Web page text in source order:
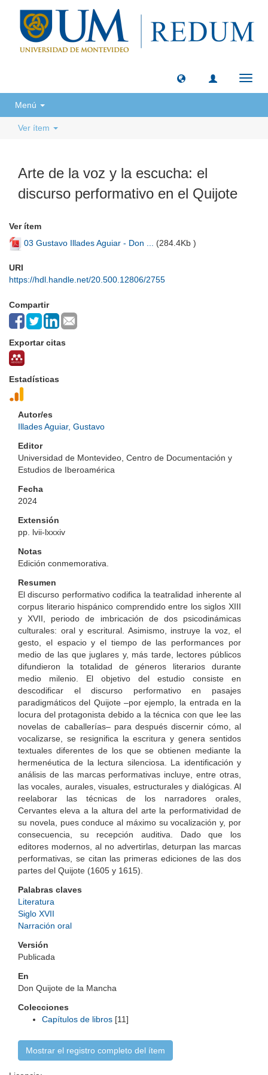
Menú
Ver ítem
Arte de la voz y la escucha: el
discurso performativo en el Quijote
Ver ítem
03 Gustavo Illades Aguiar - Don ... (284.4Kb )
URI
https://hdl.handle.net/20.500.12806/2755
Compartir
Exportar citas
Estadísticas
Autor/es
Illades Aguiar, Gustavo
Editor
Universidad de Montevideo, Centro de Documentación y
Estudios de Iberoamérica
Fecha
2024
Extensión
pp. lvii-lxxxiv
Notas
Edición conmemorativa.
Resumen
El discurso performativo codifica la teatralidad inherente al
corpus literario hispánico comprendido entre los siglos XIII
y XVII, periodo de imbricación de dos psicodinámicas
culturales: oral y escritural. Asimismo, instruye la voz, el
gesto, el espacio y el tiempo de las performances por
medio de las que juglares y, más tarde, lectores públicos
difundieron la totalidad de géneros literarios durante
medio milenio. El objetivo del estudio consiste en
descodificar el discurso performativo en pasajes
paradigmáticos del Quijote –por ejemplo, la entrada en la
locura del protagonista debido a la técnica con que lee las
novelas de caballerías– para después discernir cómo, al
vocalizarse, se resignifica la escritura y genera sentidos
textuales diferentes de los que se obtienen mediante la
hermenéutica de la lectura silenciosa. La identificación y
análisis de las marcas performativas incluye, entre otras,
las vocales, aurales, visuales, estructurales y dialógicas. Al
reelaborar las técnicas de los narradores orales,
Cervantes eleva a la altura del arte la performatividad de
su novela, pues conduce al máximo su vocalización y, por
consecuencia, su recepción auditiva. Dado que los
editores modernos, al no advertirlas, deturpan las marcas
performativas, se citan las primeras ediciones de las dos
partes del Quijote (1605 y 1615).
Palabras claves
Literatura
Siglo XVII
Narración oral
Versión
Publicada
En
Don Quijote de la Mancha
Colecciones
Capítulos de libros [11]
Mostrar el registro completo del ítem